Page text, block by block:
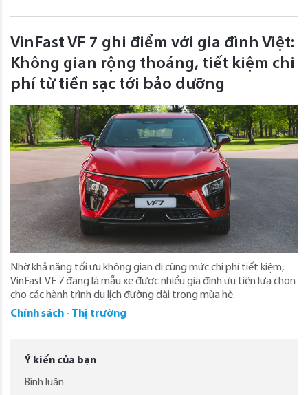
VinFast VF 7 ghi điểm với gia đình Việt:
Không gian rộng thoáng, tiết kiệm chi
phí từ tiền sạc tới bảo dưỡng
Nhờ khả năng tối ưu không gian đi cùng mức chi phí tiết kiệm,
VinFast VF 7 đang là mẫu xe được nhiều gia đình ưu tiên lựa chọn
cho các hành trình du lịch đường dài trong mùa hè.
Chính sách - Thị trường
Ý kiến của bạn
Bình luận